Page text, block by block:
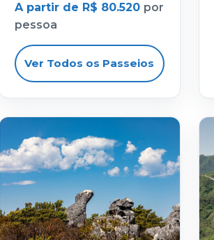
A partir de R$ 80.520 por
pessoa
Ver Todos os Passeios